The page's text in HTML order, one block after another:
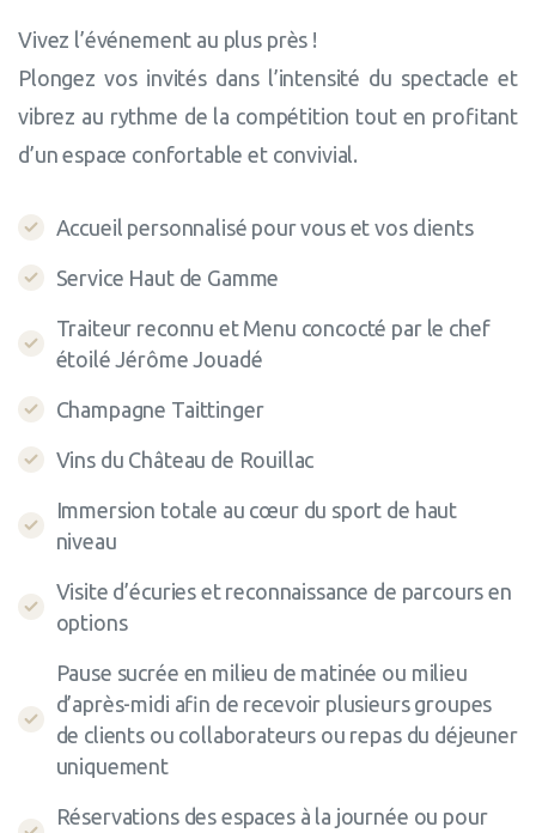
Vivez l’événement au plus près !
Plongez vos invités dans l’intensité du spectacle et
vibrez au rythme de la compétition tout en profitant
d’un espace confortable et convivial.
Accueil personnalisé pour vous et vos clients
Service Haut de Gamme
Traiteur reconnu et Menu concocté par le chef
étoilé Jérôme Jouadé
Champagne Taittinger
Vins du Château de Rouillac
Immersion totale au cœur du sport de haut
niveau
Visite d’écuries et reconnaissance de parcours en
options
Pause sucrée en milieu de matinée ou milieu
d’après-midi afin de recevoir plusieurs groupes
de clients ou collaborateurs ou repas du déjeuner
uniquement
Réservations des espaces à la journée ou pour